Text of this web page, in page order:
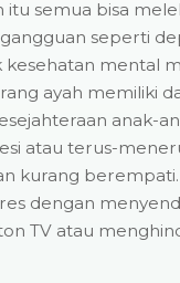
semua bisa
seperti
kesehatan mental
ayah memiliki
anak-
atau terus-
kurang
dengan
TV atau